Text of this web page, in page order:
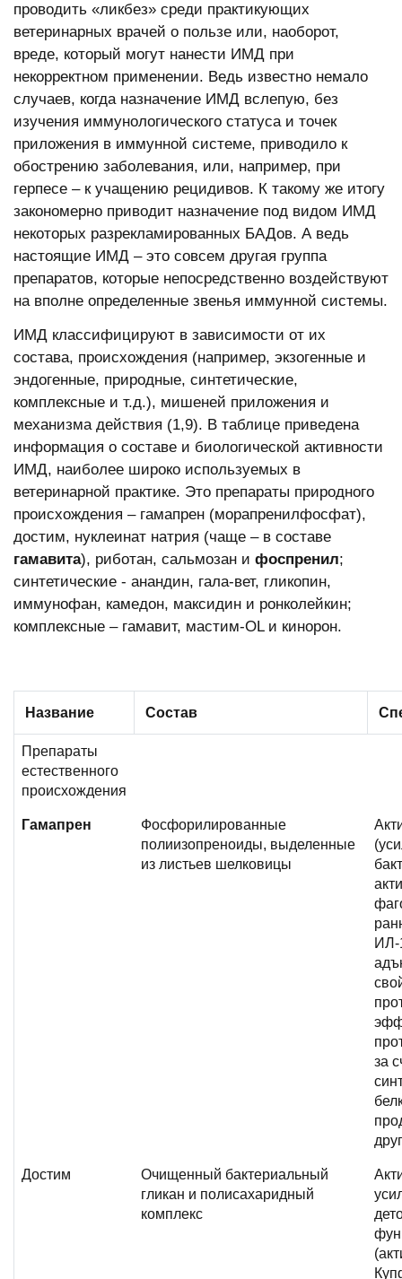
проводить «ликбез» среди практикующих
ветеринарных врачей о пользе или, наоборот,
вреде, который могут нанести ИМД при
некорректном применении. Ведь известно немало
случаев, когда назначение ИМД вслепую, без
изучения иммунологического статуса и точек
приложения в иммунной системе, приводило к
обострению заболевания, или, например, при
герпесе – к учащению рецидивов. К такому же итогу
закономерно приводит назначение под видом ИМД
некоторых разрекламированных БАДов. А ведь
настоящие ИМД – это совсем другая группа
препаратов, которые непосредственно воздействуют
на вполне определенные звенья иммунной системы.
ИМД классифицируют в зависимости от их
состава, происхождения (например, экзогенные и
эндогенные, природные, синтетические,
комплексные и т.д.), мишеней приложения и
механизма действия (1,9). В таблице приведена
информация о составе и биологической активности
ИМД, наиболее широко используемых в
ветеринарной практике. Это препараты природного
происхождения – гамапрен (морапренилфосфат),
достим, нуклеинат натрия (чаще – в составе
гамавита), риботан, сальмозан и фоспренил;
синтетические - анандин, гала-вет, гликопин,
иммунофан, камедон, максидин и ронколейкин;
комплексные – гамавит, мастим-OL и кинорон.
Название Состав
Препараты
естественного
происхождения
Гамапрен
Фосфорилированные
полиизопреноиды, выделенные
из листьев шелковицы
ИЛ-
за
Достим
Очищенный бактериальный
гликан и полисахаридный
комплекс